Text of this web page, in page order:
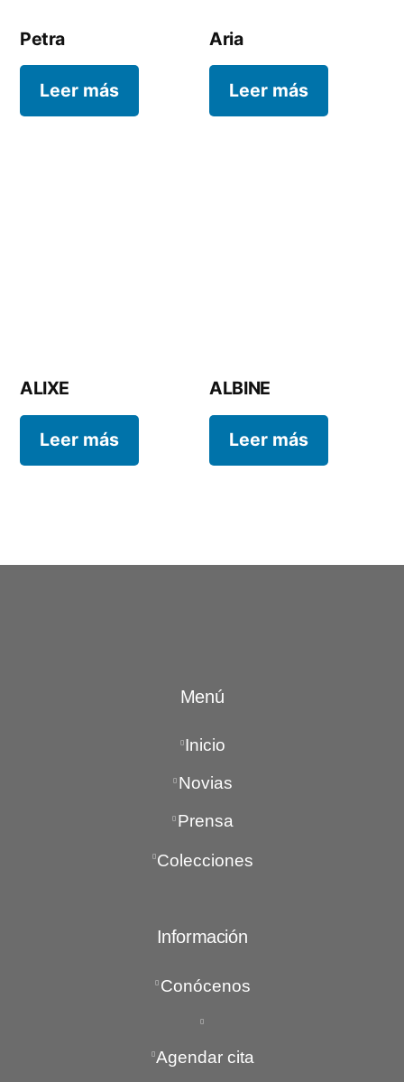
Petra
Leer más
Aria
Leer más
ALIXE
Leer más
ALBINE
Leer más
Menú
Inicio
Novias
Prensa
Colecciones
Información
Conócenos
Agendar cita